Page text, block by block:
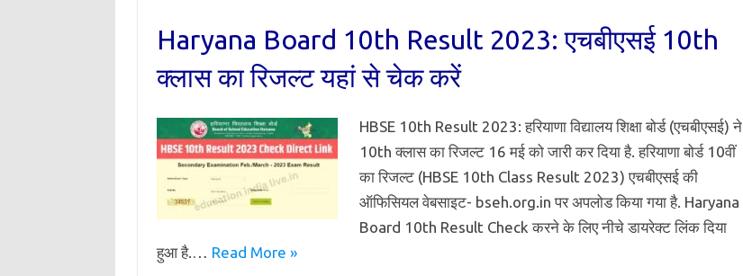
Haryana Board 10th Result 2023: एचबीएसई 10th
क्लास का रिजल्ट यहां से चेक करें
HBSE 10th Result 2023: हरियाणा विद्यालय शिक्षा बोर्ड (एचबीएसई) ने
10th क्लास का रिजल्ट 16 मई को जारी कर दिया है. हरियाणा बोर्ड 10वीं
का रिजल्ट (HBSE 10th Class Result 2023) एचबीएसई की
ऑफिसियल वेबसाइट- bseh.org.in पर अपलोड किया गया है. Haryana
Board 10th Result Check करने के लिए नीचे डायरेक्ट लिंक दिया
हुआ है.… Read More »